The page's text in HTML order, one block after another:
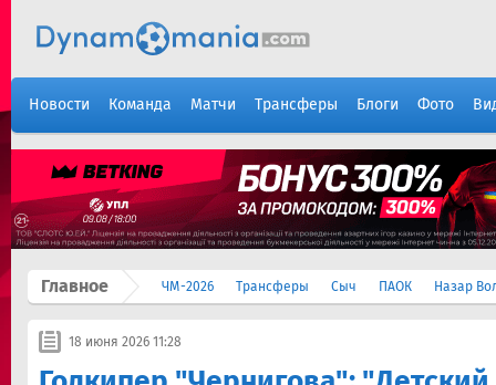
Новости Команда Матчи Трансферы Блоги Фото
Главное ЧМ-2026 Трансферы Сыч ПАОК Назар
18 июня 2026 11:28